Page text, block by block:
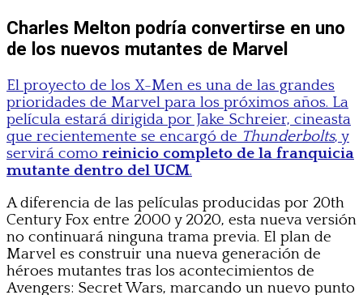
Charles Melton podría convertirse en uno
de los nuevos mutantes de Marvel
El proyecto de los X-Men es una de las grandes
prioridades de Marvel para los próximos años. La
película estará dirigida por Jake Schreier, cineasta
que recientemente se encargó de Thunderbolts, y
servirá como reinicio completo de la franquicia
mutante dentro del UCM.
A diferencia de las películas producidas por 20th
Century Fox entre 2000 y 2020, esta nueva versión
no continuará ninguna trama previa. El plan de
Marvel es construir una nueva generación de
héroes mutantes tras los acontecimientos de
Avengers: Secret Wars, marcando un nuevo punto